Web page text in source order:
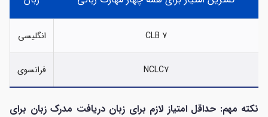
CLB 7 انگلیسی
NCLC7 فرانسوی
نکته مهم: حداقل امتیاز لازم برای زبان دریافت مدرک زبان برای